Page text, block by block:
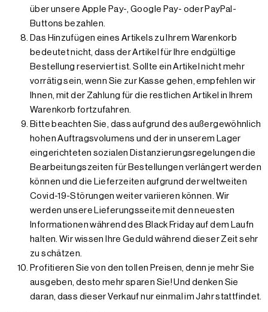
über unsere Apple Pay-, Google Pay- oder PayPal-
Buttons bezahlen.
Das Hinzufügen eines Artikels zu Ihrem Warenkorb
bedeutet nicht, dass der Artikel für Ihre endgültige
Bestellung reserviert ist. Sollte ein Artikel nicht mehr
vorrätig sein, wenn Sie zur Kasse gehen, empfehlen wir
Ihnen, mit der Zahlung für die restlichen Artikel in Ihrem
Warenkorb fortzufahren.
Bitte beachten Sie, dass aufgrund des außergewöhnlich
hohen Auftragsvolumens und der in unserem Lager
eingerichteten sozialen Distanzierungsregelungen die
Bearbeitungszeiten für Bestellungen verlängert werden
können und die Lieferzeiten aufgrund der weltweiten
Covid-19-Störungen weiter variieren können. Wir
werden unsere Lieferungsseite mit den neuesten
Informationen während des Black Friday auf dem Laufn
halten. Wir wissen Ihre Geduld während dieser Zeit sehr
zu schätzen.
Profitieren Sie von den tollen Preisen, denn je mehr Sie
ausgeben, desto mehr sparen Sie! Und denken Sie
daran, dass dieser Verkauf nur einmal im Jahr stattfindet.